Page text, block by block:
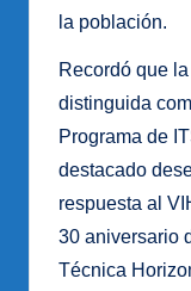
la población.
Recordó que
distinguida
Programa de
destacado
respuesta al
30 aniversario
Técnica